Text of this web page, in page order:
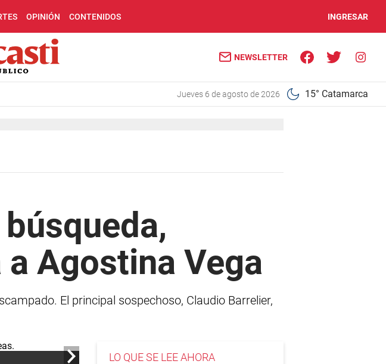
OPINIÓN CONTENIDOS INGRESAR
NEWSLETTER
jueves 6 de agosto de 2026 15° Catamarca
Agostina Vega
El principal sospechoso, Claudio Barrelier,
LO QUE SE LEE AHORA